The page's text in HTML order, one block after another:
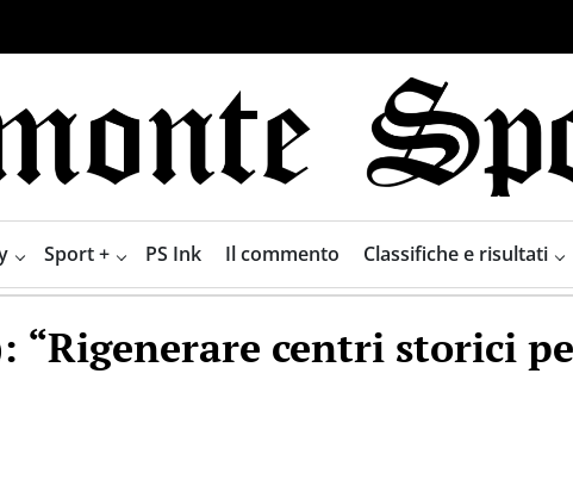
Sport + PS Ink Il commento Classifiche e risultati
“Rigenerare centri storici